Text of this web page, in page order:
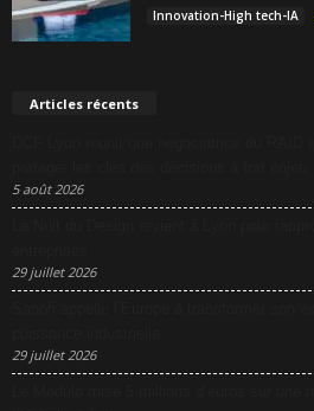
Innovation-High tech-IA
Articles récents
5 août 2026
29 juillet 2026
29 juillet 2026